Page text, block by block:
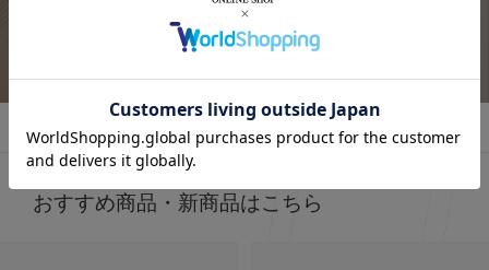
詳しくはこちら
着るだけで「疲労回復」
子育てで毎日くたくたな身体を労わりたいけど時間がない
時に、
これは着るだけで、疲労回復できるらしいからすごい嬉し
肌触りもいいから着ていて楽なのもいいいよね🫶❤️
お家でのまったり時間にも着れるし普通にお出かけコーデ
🩶筋肉のハリ・コリの緩和
🩶筋肉の疲れを軽減
日々の疲れを和らげてくれるんだって！
天然鉱石を糸に練りこんで作られた特殊繊維だから
おすすめ商品・新商品はこちら